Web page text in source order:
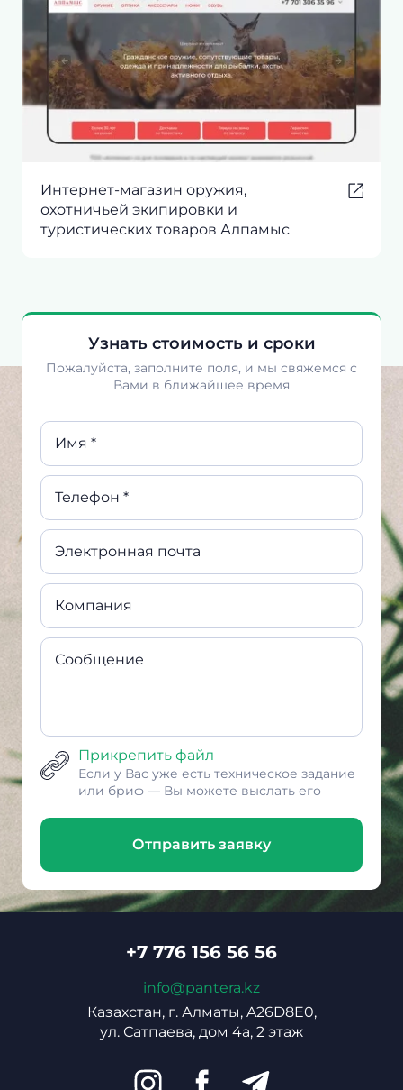
Интернет-магазин оружия,
охотничьей экипировки и
туристических товаров Алпамыс
Узнать стоимость и сроки
Пожалуйста, заполните поля, и мы свяжемся с
Вами в ближайшее время
Имя *
Телефон *
Электронная почта
Компания
Сообщение
Прикрепить файл
Если у Вас уже есть техническое задание
или бриф — Вы можете выслать его
Отправить заявку
+7 776 156 56 56
info@pantera.kz
Казахстан, г. Алматы, A26D8E0,
ул. Сатпаева, дом 4а, 2 этаж